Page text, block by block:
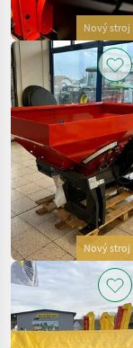
Nový stroj
Nový stroj